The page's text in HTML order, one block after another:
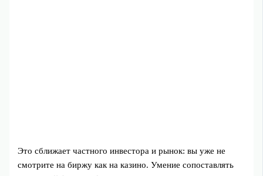
Это сближает частного инвестора и рынок: вы уже не
смотрите на биржу как на казино. Умение сопоставлять